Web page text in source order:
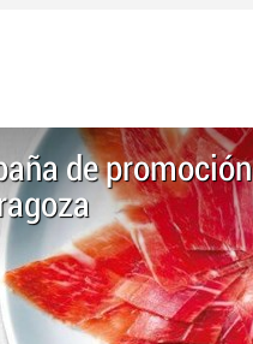
de promoción